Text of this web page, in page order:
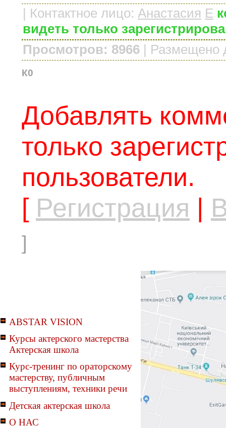
| Контактное лицо: Анастасия E
видеть только
Просмотров: 8966 | Размещено
К0
Добавлять
только
пользователи.
[ Регистрация |
]
ABSTAR VISION
Курсы актерского мастерства
Актерская школа
Курс-тренинг по ораторскому
мастерству, публичным
выступлениям, техники речи
Детская актерская школа
О НАС